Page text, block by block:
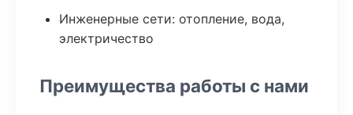
Инженерные сети: отопление, вода,
электричество
Преимущества работы с нами